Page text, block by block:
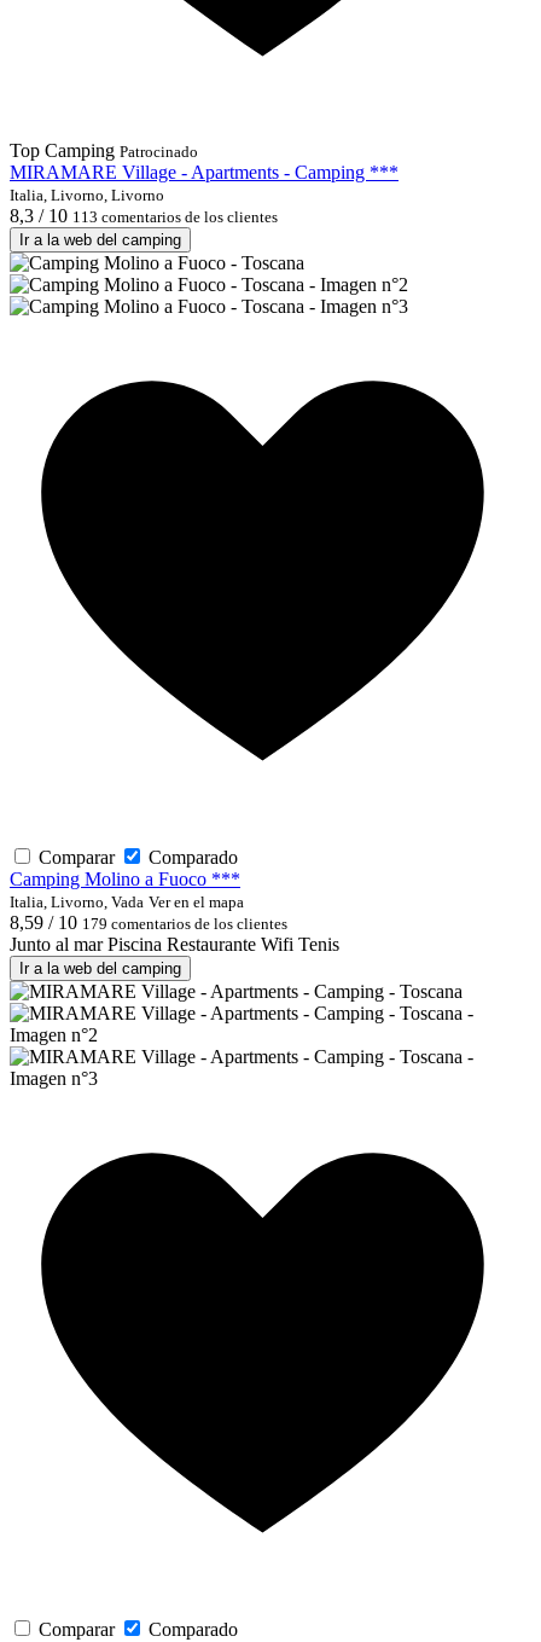
Top Camping Patrocinado
MIRAMARE Village - Apartments - Camping ***
Italia, Livorno, Livorno
8,3 / 10 113 comentarios de los clientes
Ir a la web del camping
Comparar
Comparado
Camping Molino a Fuoco ***
Italia, Livorno, Vada Ver en el mapa
8,59 / 10 179 comentarios de los clientes
Junto al mar Piscina Restaurante Wifi Tenis
Ir a la web del camping
Comparar
Comparado